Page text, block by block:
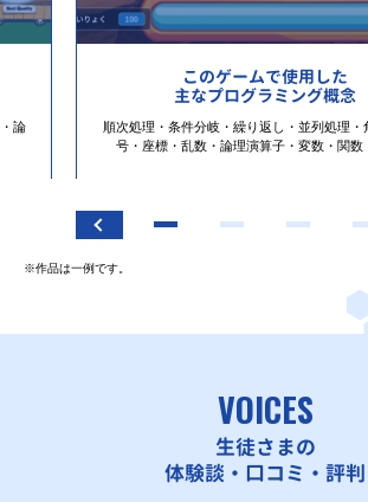
論
このゲームで使用した
主なプログラミング概念
順次処理・条件分岐・繰り返し・並列処理・
号・座標・乱数・論理演算子・変数・関数
※作品は一例です。
VOICES
生徒さまの
体験談・口コミ・評判